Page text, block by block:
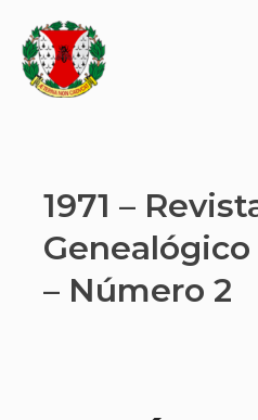
1971 –
Genealógico
– Número 2